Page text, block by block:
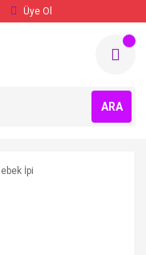
Üye Ol
ARA